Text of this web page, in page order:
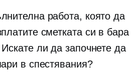
работа, която да
сметката си в бара
ли да започнете да
в спестявания?